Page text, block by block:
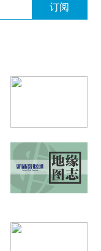
订阅